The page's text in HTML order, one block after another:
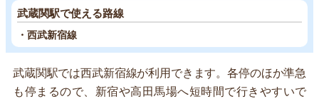
武蔵関駅で使える路線
・西武新宿線
武蔵関駅では西武新宿線が利用できます。各停のほか準急
も停まるので、新宿や高田馬場へ短時間で行きやすいで